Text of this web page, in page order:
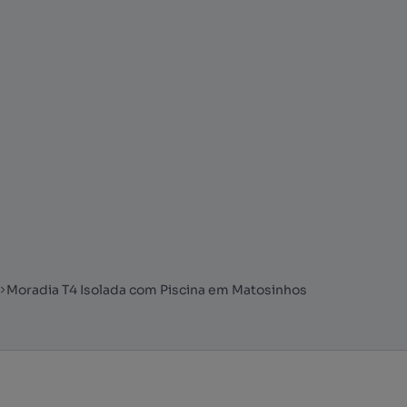
Moradia T4 Isolada com Piscina em Matosinhos